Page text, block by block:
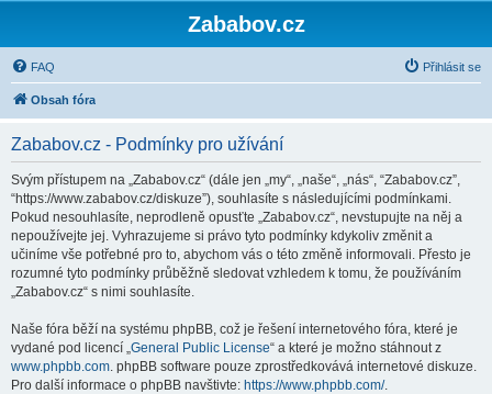
Zababov.cz
FAQ Přihlásit se
Obsah fóra
Zababov.cz - Podmínky pro užívání
Svým přístupem na „Zababov.cz“ (dále jen „my“, „naše“, „nás“, “Zababov.cz”,
“https://www.zababov.cz/diskuze”), souhlasíte s následujícími podmínkami.
Pokud nesouhlasíte, neprodleně opusťte „Zababov.cz“, nevstupujte na něj a
nepoužívejte jej. Vyhrazujeme si právo tyto podmínky kdykoliv změnit a
učiníme vše potřebné pro to, abychom vás o této změně informovali. Přesto je
rozumné tyto podmínky průběžně sledovat vzhledem k tomu, že používáním
„Zababov.cz“ s nimi souhlasíte.
Naše fóra běží na systému phpBB, což je řešení internetového fóra, které je
vydané pod licencí „General Public License“ a které je možno stáhnout z
www.phpbb.com. phpBB software pouze zprostředkovává internetové diskuze.
Pro další informace o phpBB navštivte: https://www.phpbb.com/.